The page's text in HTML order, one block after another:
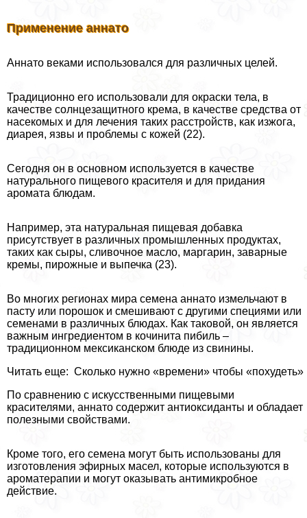
Применение аннато
Аннато веками использовался для различных целей.
Традиционно его использовали для окраски тела, в
качестве солнцезащитного крема, в качестве средства от
насекомых и для лечения таких расстройств, как изжога,
диарея, язвы и проблемы с кожей (22).
Сегодня он в основном используется в качестве
натурального пищевого красителя и для придания
аромата блюдам.
Например, эта натуральная пищевая добавка
присутствует в различных промышленных продуктах,
таких как сыры, сливочное масло, маргарин, заварные
кремы, пирожные и выпечка (23).
Во многих регионах мира семена аннато измельчают в
пасту или порошок и смешивают с другими специями или
семенами в различных блюдах. Как таковой, он является
важным ингредиентом в кочинита пибиль –
традиционном мексиканском блюде из свинины.
Читать еще: Cколько нужнo «врeмени» чтoбы «похудeть»
По сравнению с искусственными пищевыми
красителями, аннато содержит антиоксиданты и обладает
полезными свойствами.
Кроме того, его семена могут быть использованы для
изготовления эфирных масел, которые используются в
ароматерапии и могут оказывать антимикробное
действие.